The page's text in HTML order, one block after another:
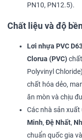
PN10, PN12.5).
Chất liệu và độ
Lơi nhựa PVC
Clorua (PVC)
Polyvinyl
chất hóa dẻo,
ăn mòn và chịu
Các nhà sản
Minh,Đệ Nhất,
chuẩn quốc gia